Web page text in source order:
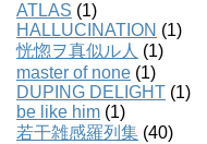
ATLAS (1)
HALLUCINATION (1)
恍惚ヲ真似ル人 (1)
master of none (1)
DUPING DELIGHT (1)
be like him (1)
若干雑感羅列集 (40)